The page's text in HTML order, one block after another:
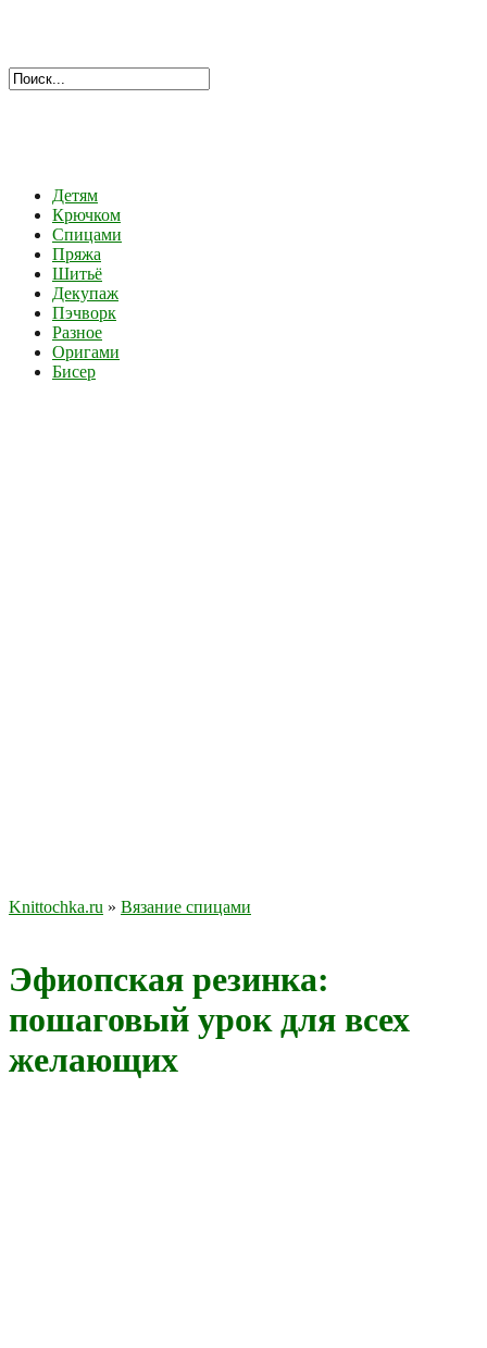
Детям
Крючком
Спицами
Пряжа
Шитьё
Декупаж
Пэчворк
Разное
Оригами
Бисер
Knittochka.ru » Вязание спицами
Эфиопская резинка:
пошаговый урок для всех
желающих